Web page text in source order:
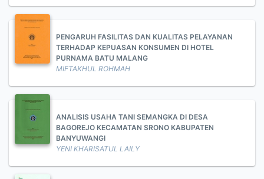
PENGARUH FASILITAS DAN KUALITAS PELAYANAN
TERHADAP KEPUASAN KONSUMEN DI HOTEL
PURNAMA BATU MALANG
MIFTAKHUL ROHMAH
ANALISIS USAHA TANI SEMANGKA DI DESA
BAGOREJO KECAMATAN SRONO KABUPATEN
BANYUWANGI
YENI KHARISATUL LAILY